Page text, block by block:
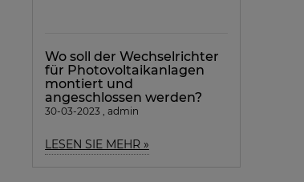
Wo soll der Wechselrichter
für Photovoltaikanlagen
montiert und
angeschlossen werden?
30-03-2023 , admin
LESEN SIE MEHR »